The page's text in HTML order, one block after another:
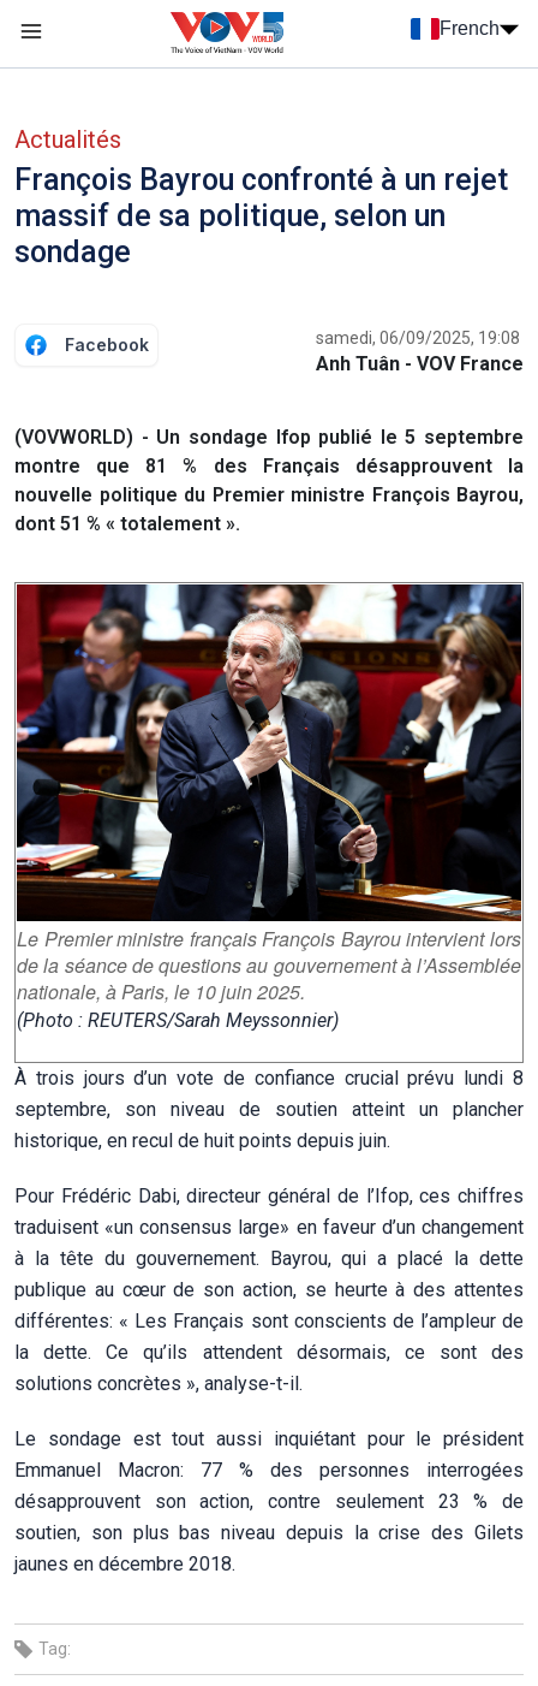
French
Actualités
François Bayrou confronté à un rejet
massif de sa politique, selon un
sondage
Facebook samedi, 06/09/2025, 19:08
Anh Tuân - VOV France
(VOVWORLD) - Un sondage Ifop publié le 5 septembre
montre que 81 % des Français désapprouvent la
nouvelle politique du Premier ministre François Bayrou,
dont 51 % « totalement ».
Le Premier ministre français François Bayrou intervient lors
de la séance de questions au gouvernement à l’Assemblée
nationale, à Paris, le 10 juin 2025.
(Photo : REUTERS/Sarah Meyssonnier)
À trois jours d’un vote de confiance crucial prévu lundi 8
septembre, son niveau de soutien atteint un plancher
historique, en recul de huit points depuis juin.
Pour Frédéric Dabi, directeur général de l’Ifop, ces chiffres
traduisent «un consensus large» en faveur d’un changement
à la tête du gouvernement. Bayrou, qui a placé la dette
publique au cœur de son action, se heurte à des attentes
différentes: « Les Français sont conscients de l’ampleur de
la dette. Ce qu’ils attendent désormais, ce sont des
solutions concrètes », analyse-t-il.
Le sondage est tout aussi inquiétant pour le président
Emmanuel Macron: 77 % des personnes interrogées
désapprouvent son action, contre seulement 23 % de
soutien, son plus bas niveau depuis la crise des Gilets
jaunes en décembre 2018.
Tag: